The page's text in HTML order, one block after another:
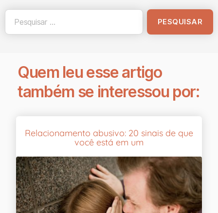
Quem leu esse artigo
também se interessou por:
Relacionamento abusivo: 20 sinais de que
você está em um